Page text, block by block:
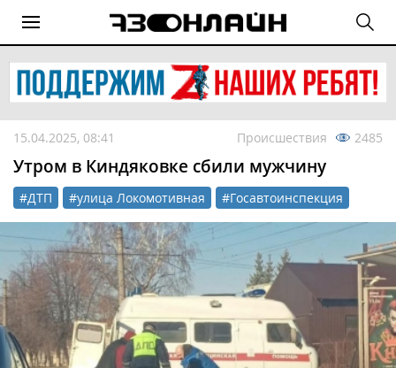
15.04.2025, 08:41 Происшествия 2485
Утром в Киндяковке сбили мужчину
#ДТП #улица Локомотивная #Госавтоинспекция